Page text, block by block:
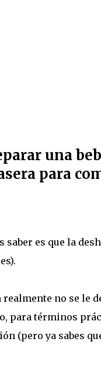
una
para
saber es que la
realmente no se le
para términos
(pero ya sabes